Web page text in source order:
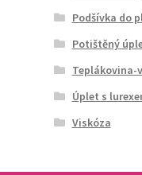
Podšívka do
Potištěný
Teplákovina-
Úplet s
Viskóza